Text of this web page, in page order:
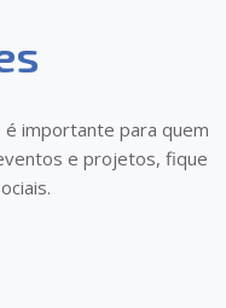
é importante para quem
e projetos, fique